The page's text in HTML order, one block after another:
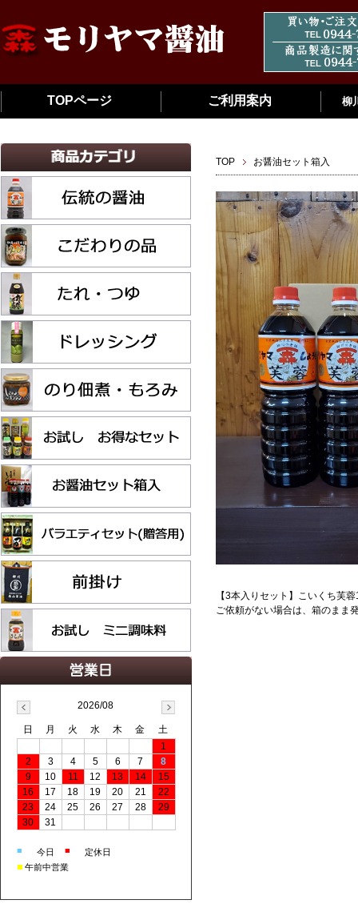
TOPページ ご利用案内 柳
TOP お醤油セット箱入
【3本入りセット】こいくち芙
ご依頼がない場合は、箱のまま
2026/08
日 月 火 水 木 金
土
1
2
3 4 5 6 7
8
9
10 11 12 13 14
15
16
17 18 19 20 21
22
23
24 25 26 27 28
29
30
31
■ 今日 ■ 定休日
■ 午前中営業